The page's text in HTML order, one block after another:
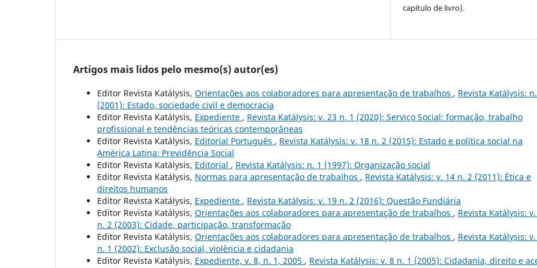
capítulo de livro).
Artigos mais lidos pelo mesmo(s) autor(es)
Editor Revista Katálysis, Orientações aos colaboradores para apresentação de trabalhos , Revista Katálysis:
(2001): Estado, sociedade civil e democracia
Editor Revista Katálysis, Expediente , Revista Katálysis: v. 23 n. 1 (2020): Serviço Social: formação, trabalho
profissional e tendências teóricas contemporâneas
Editor Revista Katálysis, Editorial Português , Revista Katálysis: v. 18 n. 2 (2015): Estado e política social na
América Latina: Previdência Social
Editor Revista Katálysis, Editorial , Revista Katálysis: n. 1 (1997): Organização social
Editor Revista Katálysis, Normas para apresentação de trabalhos , Revista Katálysis: v. 14 n. 2 (2011): Ética e
direitos humanos
Editor Revista Katálysis, Expediente , Revista Katálysis: v. 19 n. 2 (2016): Questão Fundiária
Editor Revista Katálysis, Orientações aos colaboradores para apresentação de trabalhos , Revista Katálysis:
n. 2 (2003): Cidade, participação, transformação
Editor Revista Katálysis, Orientações aos colaboradores para apresentação de trabalhos , Revista Katálysis:
n. 1 (2002): Exclusão social, violência e cidadania
Editor Revista Katálysis, Expediente, v. 8, n. 1, 2005 , Revista Katálysis: v. 8 n. 1 (2005): Cidadania, direito e